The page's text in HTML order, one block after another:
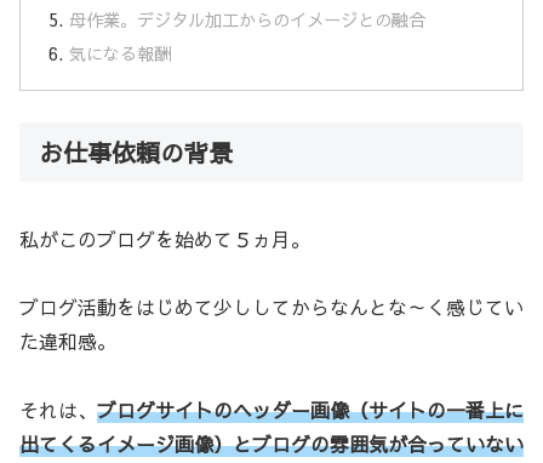
母作業。デジタル加工からのイメージとの融合
気になる報酬
お仕事依頼の背景
私がこのブログを始めて５ヵ月。
ブログ活動をはじめて少ししてからなんとな～く感じてい
た違和感。
それは、 ブログサイトのヘッダー画像（サイトの一番上に
出てくるイメージ画像）とブログの雰囲気が合っていない